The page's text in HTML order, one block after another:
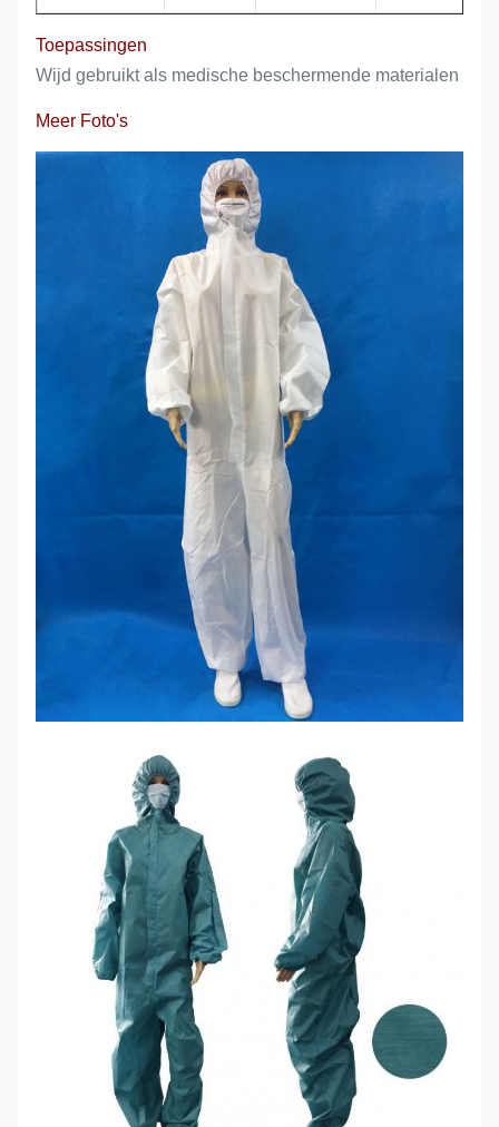
Toepassingen
Wijd gebruikt als medische beschermende materialen
Meer Foto's